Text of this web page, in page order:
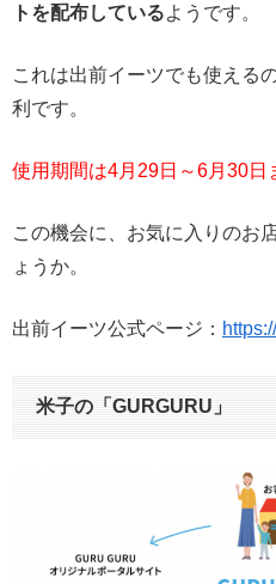
トを配布しているようです。
これは出前イーツでも使える
利です。
使用期間は4月29日～6月30日
この機会に、お気に入りのお
ょうか。
出前イーツ公式ページ：
米子の「GURGURU」